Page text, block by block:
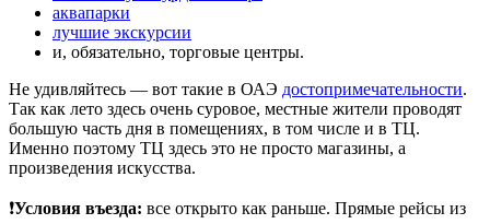
аквапарки
лучшие экскурсии
и, обязательно, торговые центры.
Не удивляйтесь — вот такие в ОАЭ достопримечательности.
Так как лето здесь очень суровое, местные жители проводят
большую часть дня в помещениях, в том числе и в ТЦ.
Именно поэтому ТЦ здесь это не просто магазины, а
произведения искусства.
❗Условия въезда: все открыто как раньше. Прямые рейсы из